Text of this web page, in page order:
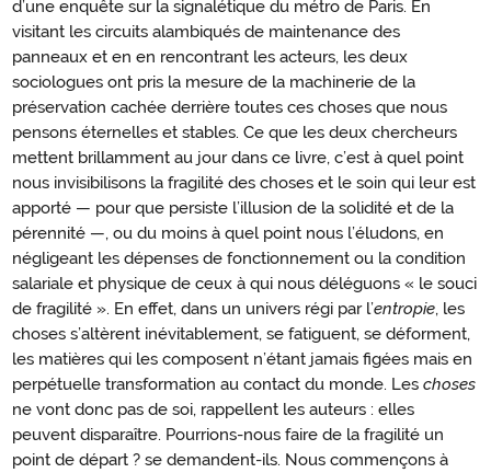
d’une enquête sur la signalétique du métro de Paris. En
visitant les circuits alambiqués de maintenance des
panneaux et en en rencontrant les acteurs, les deux
sociologues ont pris la mesure de la machinerie de la
préservation cachée derrière toutes ces choses que nous
pensons éternelles et stables. Ce que les deux chercheurs
mettent brillamment au jour dans ce livre, c’est à quel point
nous invisibilisons la fragilité des choses et le soin qui leur est
apporté — pour que persiste l’illusion de la solidité et de la
pérennité —, ou du moins à quel point nous l’éludons, en
négligeant les dépenses de fonctionnement ou la condition
salariale et physique de ceux à qui nous déléguons « le souci
de fragilité ». En effet, dans un univers régi par l’entropie, les
choses s’altèrent inévitablement, se fatiguent, se déforment,
les matières qui les composent n’étant jamais figées mais en
perpétuelle transformation au contact du monde. Les choses
ne vont donc pas de soi, rappellent les auteurs : elles
peuvent disparaître. Pourrions-nous faire de la fragilité un
point de départ ? se demandent-ils. Nous commençons à